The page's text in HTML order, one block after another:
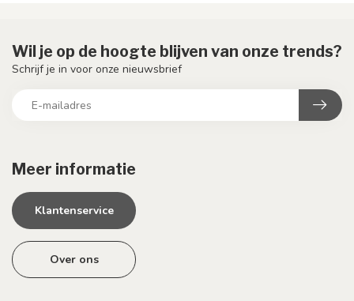
Meer informatie
Klantenservice
Over ons
Wil je op de hoogte blijven van onze trends?
Schrijf je in voor onze nieuwsbrief